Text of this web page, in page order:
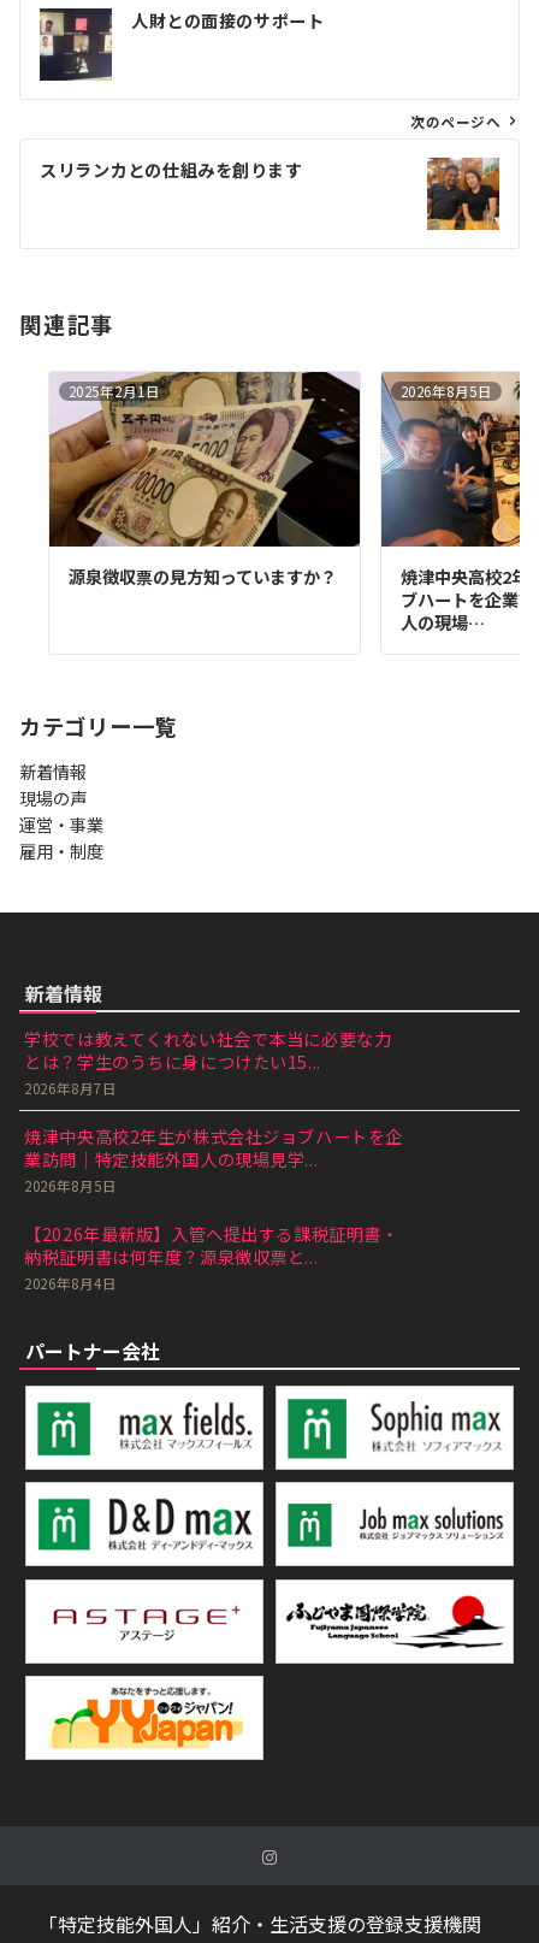
ビ
ン
人財との面接のサポート
次のページへ
スリランカとの仕組みを創ります
関連記事
2025年2月1日
源泉徴収票の見方知っていますか？
2026年8月5日
焼津中央高校2年
ブハートを企業
人の現場…
カテゴリー一覧
新着情報
現場の声
運営・事業
雇用・制度
新着情報
学校では教えてくれない社会で本当に必要な力
とは？学生のうちに身につけたい15...
2026年8月7日
焼津中央高校2年生が株式会社ジョブハートを企
業訪問｜特定技能外国人の現場見学...
2026年8月5日
【2026年最新版】入管へ提出する課税証明書・
納税証明書は何年度？源泉徴収票と...
2026年8月4日
パートナー会社
「特定技能外国人」紹介・生活支援の登録支援機関